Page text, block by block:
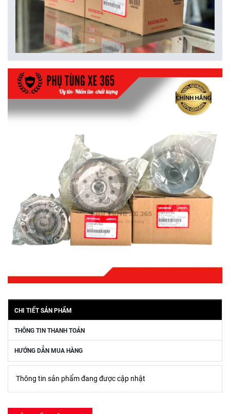
CHI TIẾT SẢN PHẨM
THÔNG TIN THANH TOÁN
HƯỚNG DẪN MUA HÀNG
Thông tin sản phẩm đang được cập nhật